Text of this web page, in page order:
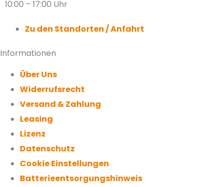
10:00 – 17:00 Uhr
Zu den Standorten / Anfahrt
Informationen
Über Uns
Widerrufsrecht
Versand & Zahlung
Leasing
Lizenz
Datenschutz
Cookie Einstellungen
Batterieentsorgungshinweis